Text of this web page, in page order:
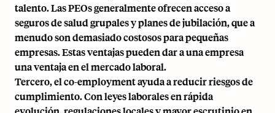
talento. Las PEOs generalmente ofrecen acceso a
seguros de salud grupales y planes de jubilación, que a
menudo son demasiado costosos para pequeñas
empresas. Estas ventajas pueden dar a una empresa
una ventaja en el mercado laboral.
Tercero, el co-employment ayuda a reducir riesgos de
cumplimiento. Con leyes laborales en rápida